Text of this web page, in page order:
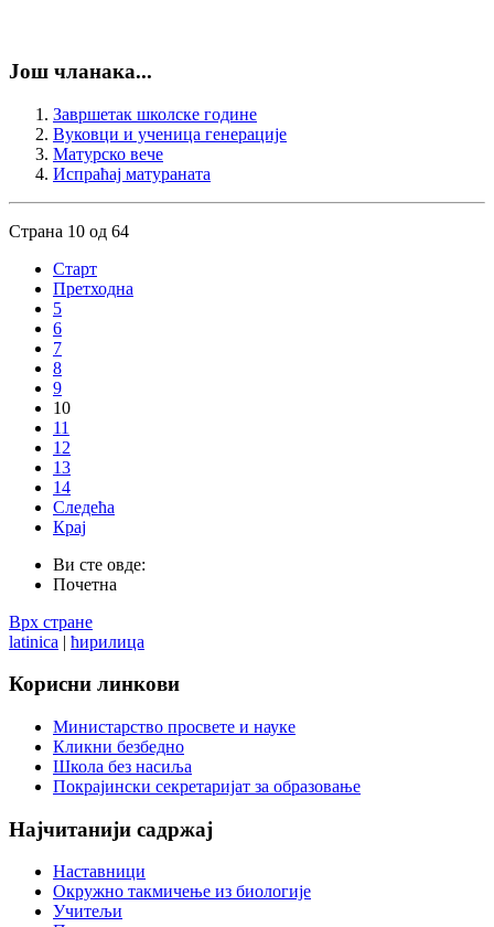
Још чланака...
Завршетак школске године
Вуковци и ученица генерације
Матурско вече
Испраћај матураната
Страна 10 од 64
Старт
Претходна
5
6
7
8
9
10
11
12
13
14
Следећа
Крај
Ви сте овде:
Почетна
Врх стране
latinica | ћирилица
Корисни линкови
Министарство просвете и науке
Кликни безбедно
Школа без насиља
Покрајински секретаријат за образовање
Најчитанији садржај
Наставници
Окружно такмичење из биологије
Учитељи